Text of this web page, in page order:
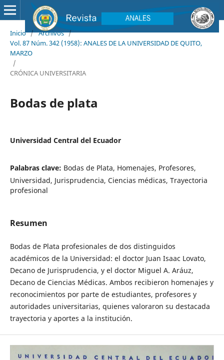
Inicio / Archivos /
Vol. 87 Núm. 342 (1958): ANALES DE LA UNIVERSIDAD DE QUITO,
MARZO
/
CRÓNICA UNIVERSITARIA
Bodas de plata
Universidad Central del Ecuador
Palabras clave: Bodas de Plata, Homenajes, Profesores,
Universidad, Jurisprudencia, Ciencias médicas, Trayectoria
profesional
Resumen
Bodas de Plata profesionales de dos distinguidos
académicos de la Universidad: el doctor Juan Isaac Lovato,
Decano de Jurisprudencia, y el doctor Miguel A. Aráuz,
Decano de Ciencias Médicas. Ambos recibieron homenajes y
reconocimientos por parte de estudiantes, profesores y
autoridades universitarias, quienes valoraron su destacada
trayectoria y aportes a la institución.